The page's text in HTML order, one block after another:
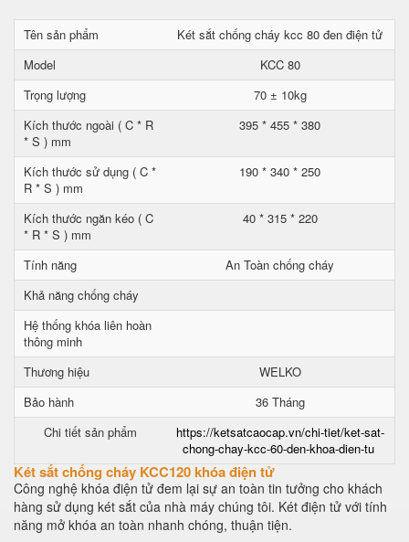
Tên sản phẩm
Két sắt chống cháy kcc 80 đen điện tử
Model
KCC 80
Trọng lượng
70 ± 10kg
Kích thước ngoài ( C * R
* S ) mm
395 * 455 * 380
Kích thước sử dụng ( C *
R * S ) mm
190 * 340 * 250
Kích thước ngăn kéo ( C
* R * S ) mm
40 * 315 * 220
Tính năng
An Toàn chống cháy
Khả năng chống cháy
Hệ thống khóa liên hoàn
thông minh
Thương hiệu
WELKO
Bảo hành
36 Tháng
Chi tiết sản phẩm
https://ketsatcaocap.vn/chi-tiet/ket-sat-
chong-chay-kcc-60-den-khoa-dien-tu
Két sắt chống cháy KCC120 khóa điện tử
Công nghệ khóa điện tử đem lại sự an toàn tin tưởng cho khách
hàng sử dụng két sắt của nhà máy chúng tôi. Két điện tử với tính
năng mở khóa an toàn nhanh chóng, thuận tiện.